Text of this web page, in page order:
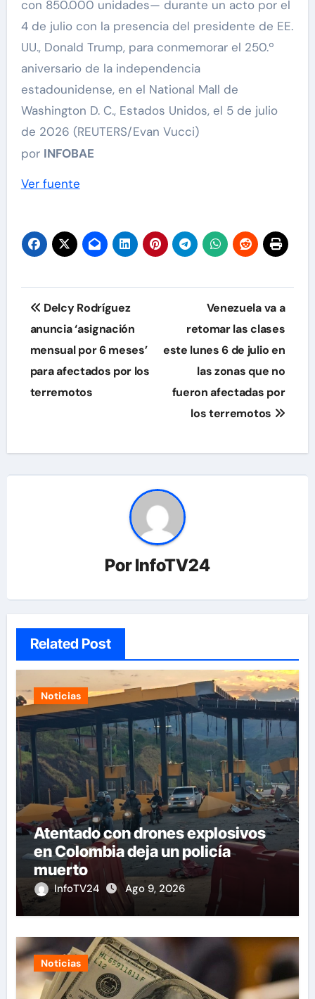
con 850.000 unidades— durante un acto por el
4 de julio con la presencia del presidente de EE.
UU., Donald Trump, para conmemorar el 250.º
aniversario de la independencia
estadounidense, en el National Mall de
Washington D. C., Estados Unidos, el 5 de julio
de 2026 (REUTERS/Evan Vucci)
por INFOBAE
Ver fuente
Navegación
de
entradas
Delcy Rodríguez
anuncia ‘asignación
mensual por 6 meses’
para afectados por los
terremotos
Venezuela va a
retomar las clases
este lunes 6 de julio en
las zonas que no
fueron afectadas por
los terremotos
PorInfoTV24
Related Post
Noticias
Atentado con drones explosivos
en Colombia deja un policía
muerto
InfoTV24 Ago 9, 2026
Noticias